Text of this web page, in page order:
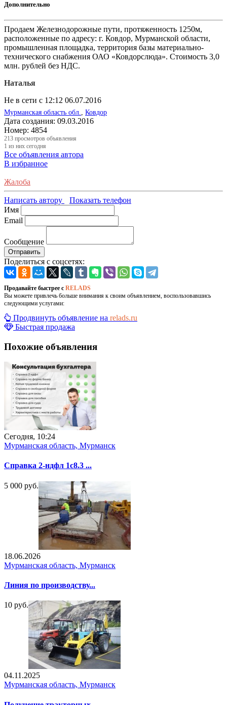
Дополнительно
Продаем Железнодорожные пути, протяженность 1250м,
расположенные по адресу: г. Ковдор, Мурманской области,
промышленная площадка, территория базы материально-
технического снабжения ОАО «Ковдорслюда». Стоимость 3,0
млн. рублей без НДС.
Наталья
Не в сети с 12:12 06.07.2016
Мурманская область обл. Ковдор
Дата создания: 09.03.2016
Номер: 4854
213 просмотров объявления
1 из них сегодня
Все объявления автора
В избранное
Жалоба
Написать автору
Показать телефон
Имя
Email
Сообщение
Отправить
Поделиться с соцсетях:
Продавайте быстрее с RELADS
Вы можете привлечь больше внимания к своим объявлением, воспользовавшись
следующими услугами:
Продвинуть объявление на relads.ru
Быстрая продажа
Похожие объявления
Сегодня, 10:24
Мурманская область, Мурманск
Справка 2-ндфл 1с8.3 ...
5 000 руб.
18.06.2026
Мурманская область, Мурманск
Линия по производству...
10 руб.
04.11.2025
Мурманская область, Мурманск